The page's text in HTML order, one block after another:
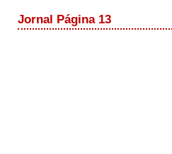
Jornal Página 13